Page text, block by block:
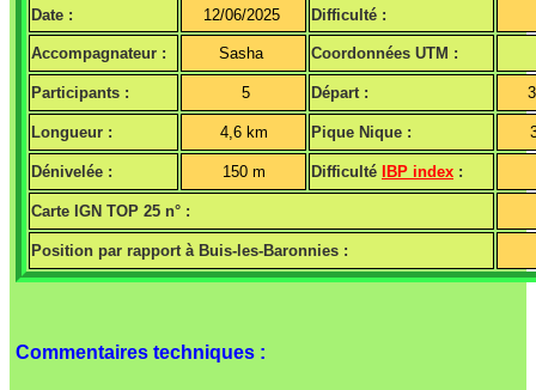
Date : 12/06/2025 Difficulté :
Accompagnateur : Sasha Coordonnées UTM :
Participants : 5 Départ :
Longueur : 4,6 km Pique Nique :
Dénivelée : 150 m Difficulté IBP index :
Carte IGN TOP 25 n° :
Position par rapport à Buis-les-Baronnies :
Commentaires techniques :